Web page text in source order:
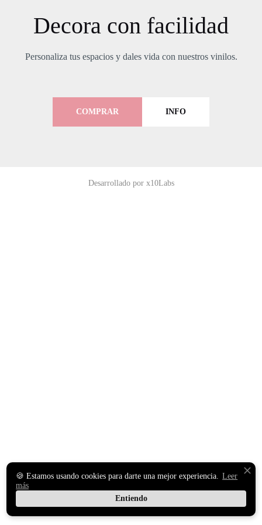
Decora con facilidad
Personaliza tus espacios y dales vida con nuestros vinilos.
COMPRAR INFO
Desarrollado por x10Labs
🍪 Estamos usando cookies para darte una mejor experiencia. Leer
más
Entiendo